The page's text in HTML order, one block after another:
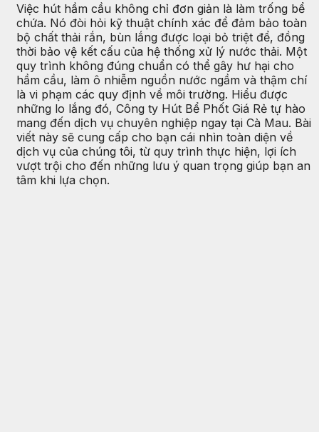
Việc hút hầm cầu không chỉ đơn giản là làm trống bể
chứa. Nó đòi hỏi kỹ thuật chính xác để đảm bảo toàn
bộ chất thải rắn, bùn lắng được loại bỏ triệt để, đồng
thời bảo vệ kết cấu của hệ thống xử lý nước thải. Một
quy trình không đúng chuẩn có thể gây hư hại cho
hầm cầu, làm ô nhiễm nguồn nước ngầm và thậm chí
là vi phạm các quy định về môi trường. Hiểu được
những lo lắng đó, Công ty Hút Bể Phốt Giá Rẻ tự hào
mang đến dịch vụ chuyên nghiệp ngay tại Cà Mau. Bài
viết này sẽ cung cấp cho bạn cái nhìn toàn diện về
dịch vụ của chúng tôi, từ quy trình thực hiện, lợi ích
vượt trội cho đến những lưu ý quan trọng giúp bạn an
tâm khi lựa chọn.